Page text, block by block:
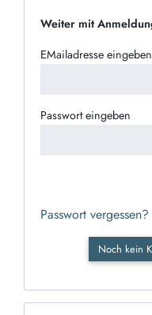
Weiter mit
EMailadresse eingeben
Passwort eingeben
Passwort vergessen?
Noch kein